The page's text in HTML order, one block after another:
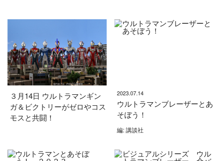
３月14日 ウルトラマンギン
ガ＆ビクトリーがゼロやコス
モスと共闘！
2023.07.14
ウルトラマンブレーザーとあ
そぼう！
編: 講談社